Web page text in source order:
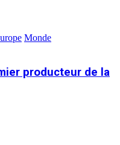
Monde
producteur de la